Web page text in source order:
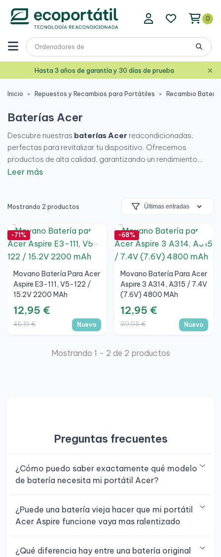
0
Hasta 3 años de garantía y 30 días de prueba ×
Inicio Repuestos y Recambios para Portátiles Recambio
Baterías Acer
Descubre nuestras baterías Acer reacondicionadas,
perfectas para revitalizar tu dispositivo. Ofrecemos
productos de alta calidad, garantizando un rendimiento
óptimo y duradero. Cada batería ha sido cuidadosamente
tecnología. ¡Renueva tu experiencia conAcery disfruta de
Leer más
Mostrando 2 productos
-71%
Movano Batería Para Acer
Aspire E3-111, V5-122 /
15.2V 2200 MAh
12,95 €
45,19 € Nuevo
-68%
Movano Batería Para Acer
Aspire 3 A314, A315 / 7.4V
(7.6V) 4800 MAh
12,95 €
39,95 € Nuevo
Mostrando 1 - 2 de 2 productos
Preguntas frecuentes
¿Cómo puedo saber exactamente qué modelo
de batería necesita mi portátil Acer?
¿Puede una batería vieja hacer que mi portátil
Acer Aspire funcione vaya mas ralentizado
¿Qué diferencia hay entre una batería original